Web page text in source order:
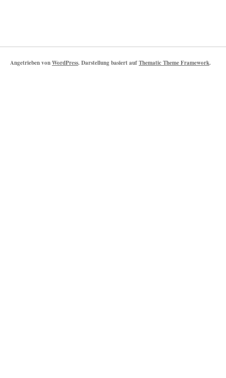
Angetrieben vonWordPress. Darstellung basiert aufThematic Theme Framework.